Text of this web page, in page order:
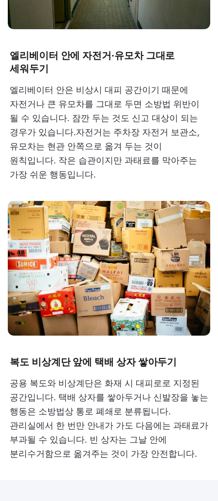
엘리베이터 안에 자전거·유모차 그대로
세워두기
엘리베이터 안은 비상시 대피 공간이기 때문에
자전거나 큰 유모차를 그대로 두면 소방법 위반이
될 수 있습니다. 잠깐 두는 것도 신고 대상이 되는
경우가 있습니다.자전거는 주차장 자전거 보관소,
유모차는 현관 안쪽으로 옮겨 두는 것이
원칙입니다. 작은 습관이지만 과태료를 막아주는
가장 쉬운 행동입니다.
복도 비상계단 앞에 택배 상자 쌓아두기
공용 복도와 비상계단은 화재 시 대피로로 지정된
공간입니다. 택배 상자를 쌓아두거나 신발장을 놓는
행동은 소방법상 통로 폐쇄로 분류됩니다.
관리실에서 한 번만 안내가 가도 다음에는 과태료가
부과될 수 있습니다. 빈 상자는 그날 안에
분리수거함으로 옮겨주는 것이 가장 안전합니다.